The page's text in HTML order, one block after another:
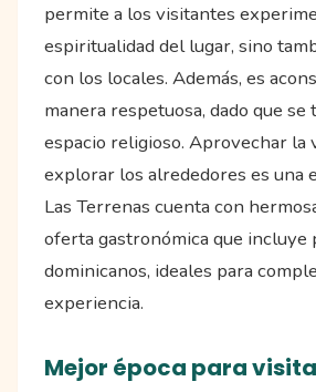
permite a los visitantes
espiritualidad del lugar, sino
con los locales. Además, es
manera respetuosa, dado que se
espacio religioso. Aprovechar la
explorar los alrededores es una
Las Terrenas cuenta con
oferta gastronómica que incluye
dominicanos, ideales para
experiencia.
Mejor época para